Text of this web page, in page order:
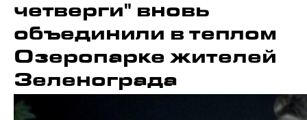
четверги" вновь
объединили в теплом
Озеропарке жителей
Зеленограда